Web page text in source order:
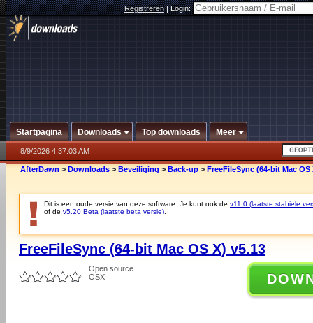
Registreren|Login:
Startpagina Downloads Top downloads Meer
8/9/2026 4:37:03 AM
AfterDawn > Downloads > Beveiliging > Back-up > FreeFileSync (64-bit Mac OS
Dit is een oude versie van deze software. Je kunt ook de v11.0 (laatste stabiele
of de v5.20 Beta (laatste beta versie)
FreeFileSync (64-bit Mac OS X) v5.13
Open source
OSX